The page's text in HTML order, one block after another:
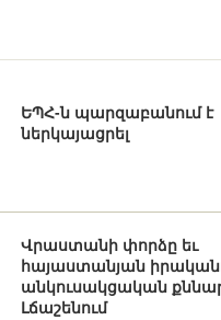
ԵՊՀ-ն պարզաբանում է
ներկայացրել
Վրաստանի փորձը եւ
հայաստանյան
անկուսակցական
Լճաշենում